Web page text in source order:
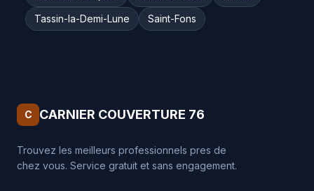
Tassin-la-Demi-Lune
Saint-Fons
C CARNIER COUVERTURE 76
Trouvez les meilleurs professionnels pres de
chez vous. Service gratuit et sans engagement.